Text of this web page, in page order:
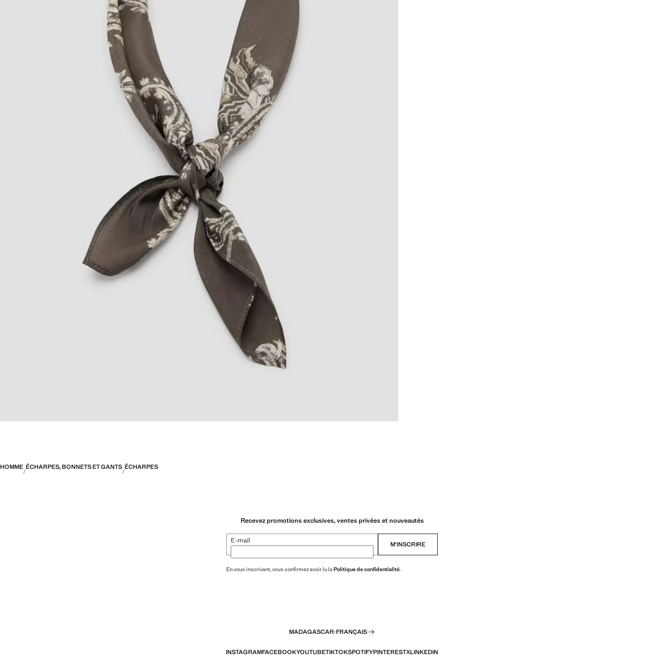
HOMME ÉCHARPES, BONNETS ET GANTS ÉCHARPES
Recevez promotions exclusives, ventes privées et nouveautés
E-mail M’INSCRIRE
En vous inscrivant, vous confirmez avoir lu la Politique de confidentialité.
MADAGASCAR·FRANÇAIS
INSTAGRAMFACEBOOKYOUTUBETIKTOKSPOTIFYPINTERESTXLINKEDIN